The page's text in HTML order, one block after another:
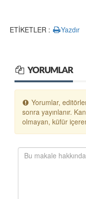
ETİKETLER :
Yazdır
YORUMLAR
Yorumlar,
sonra yayınlanır.
olmayan, küfür